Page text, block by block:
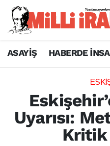
ASAYİŞ HABERDE
Uyarısı:
Kritik